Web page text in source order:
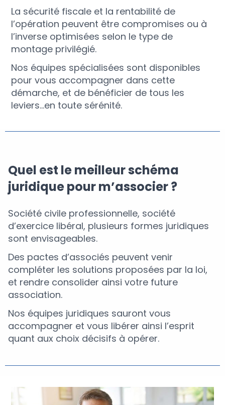
La sécurité fiscale et la rentabilité de
l’opération peuvent être compromises ou à
l’inverse optimisées selon le type de
montage privilégié.
Nos équipes spécialisées sont disponibles
pour vous accompagner dans cette
démarche, et de bénéficier de tous les
leviers…en toute sérénité.
Quel est le meilleur schéma
juridique pour m’associer ?
Société civile professionnelle, société
d’exercice libéral, plusieurs formes juridiques
sont envisageables.
Des pactes d’associés peuvent venir
compléter les solutions proposées par la loi,
et rendre consolider ainsi votre future
association.
Nos équipes juridiques sauront vous
accompagner et vous libérer ainsi l’esprit
quant aux choix décisifs à opérer.